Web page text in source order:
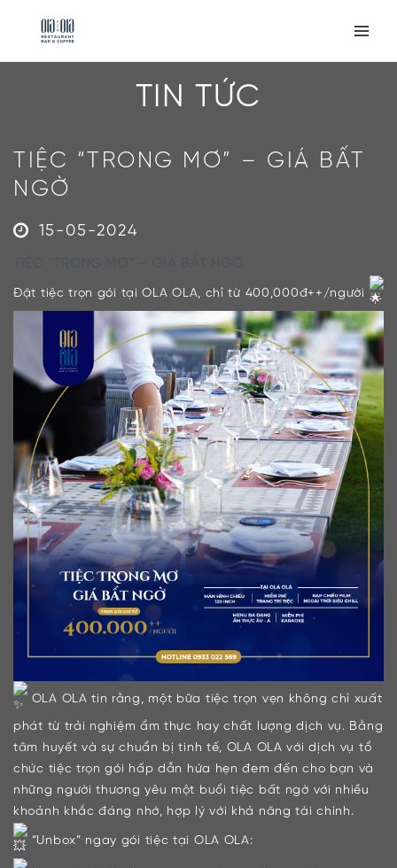
TIN TỨC
TIỆC “TRONG MƠ” – GIÁ BẤT
NGỜ
15-05-2024
Đặt tiệc trọn gói tại OLA OLA, chỉ từ 400,000đ++/người
OLA OLA tin rằng, một bữa tiệc trọn vẹn không chỉ xuất
phát từ trải nghiệm ẩm thực hay chất lượng dịch vụ. Bằng
tâm huyết và sự chuẩn bị tinh tế, OLA OLA với dịch vụ tổ
chức tiệc trọn gói hấp dẫn hứa hẹn đem đến cho bạn và
những người thương yêu một buổi tiệc bất ngờ với nhiều
khoảnh khắc đáng nhớ, hợp lý với khả năng tài chính.
“Unbox” ngay gói tiệc tại OLA OLA: